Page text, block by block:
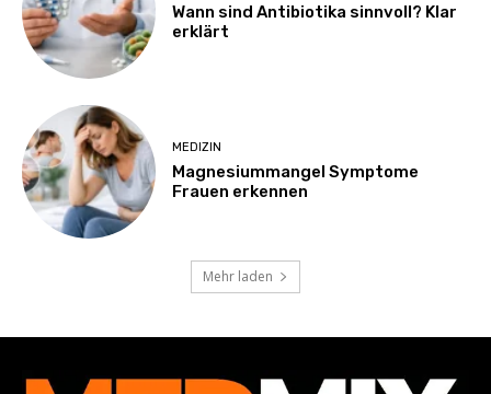
Wann sind Antibiotika sinnvoll? Klar
erklärt
MEDIZIN
Magnesiummangel Symptome
Frauen erkennen
Mehr laden